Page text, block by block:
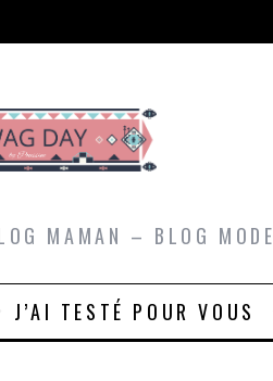
MAMAN – BLOG MODE
J’AI TESTÉ POUR VOUS